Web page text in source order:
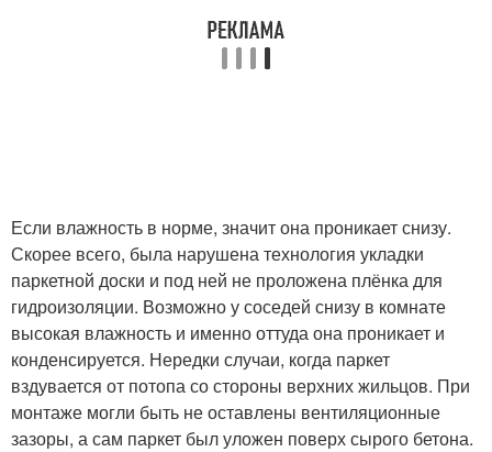
Если влажность в норме, значит она проникает снизу.
Скорее всего, была нарушена технология укладки
паркетной доски и под ней не проложена плёнка для
гидроизоляции. Возможно у соседей снизу в комнате
высокая влажность и именно оттуда она проникает и
конденсируется. Нередки случаи, когда паркет
вздувается от потопа со стороны верхних жильцов. При
монтаже могли быть не оставлены вентиляционные
зазоры, а сам паркет был уложен поверх сырого бетона.